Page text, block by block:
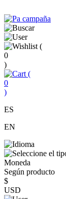
(
0
)
(
0
)
ES
EN
Moneda
Según producto
$
USD